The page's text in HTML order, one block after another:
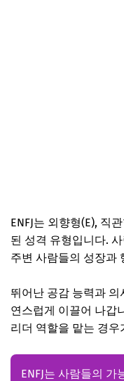
ENFJ는 외향형(E), 직
된 성격 유형입니다.
주변 사람들의 성장과
뛰어난 공감 능력과
연스럽게 이끌어 나갑
리더 역할을 맡는 경우
ENFJ는 사람들의